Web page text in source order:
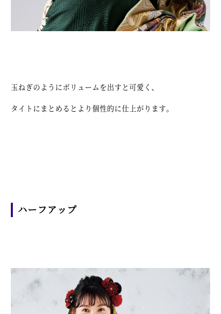
玉ねぎのようにボリュームを出すと可愛く、
タイトにまとめるとより個性的に仕上がります。
ハーフアップ